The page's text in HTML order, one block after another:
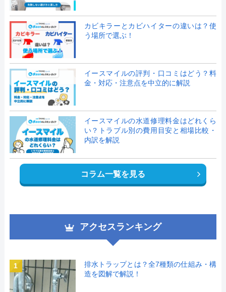
カビキラーとカビハイターの違いは？使
う場所で選ぶ！
イースマイルの評判・口コミはどう？料
金・対応・注意点を中立的に解説
イースマイルの水道修理料金はどれくら
い？トラブル別の費用目安と相場比較・
内訳を解説
コラム一覧を見る
アクセスランキング
1
排水トラップとは？全7種類の仕組み・構
造を図解で解説！